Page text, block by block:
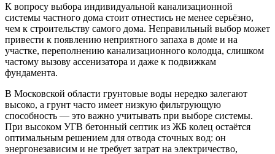
К вопросу выбора индивидуальной канализационной
системы частного дома стоит отнестись не менее серьёзно,
чем к строительству самого дома. Неправильный выбор может
привести к появлению неприятного запаха в доме и на
участке, переполнению канализационного колодца, слишком
частому вызову ассенизатора и даже к подвижкам
фундамента.
В Московской области грунтовые воды нередко залегают
высоко, а грунт часто имеет низкую фильтрующую
способность — это важно учитывать при выборе системы.
При высоком УГВ бетонный септик из ЖБ колец остаётся
оптимальным решением для отвода сточных вод: он
энергонезависим и не требует затрат на электричество,